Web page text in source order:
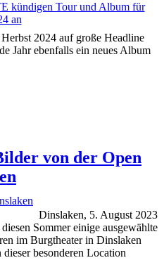
2024 auf große Headline
Jahr ebenfalls ein neues Album
von der Open
Dinslaken, 5. August 2023
Sommer einige ausgewählte
im Burgtheater in Dinslaken
besonderen Location